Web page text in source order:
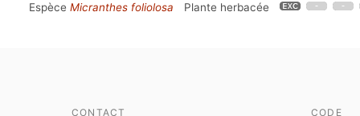
Espèce Micranthes foliolosa Plante herbacée
CONTACT CODE